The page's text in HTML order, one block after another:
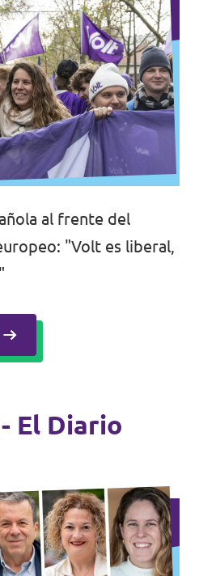
al frente del
"Volt es liberal,
El Diario